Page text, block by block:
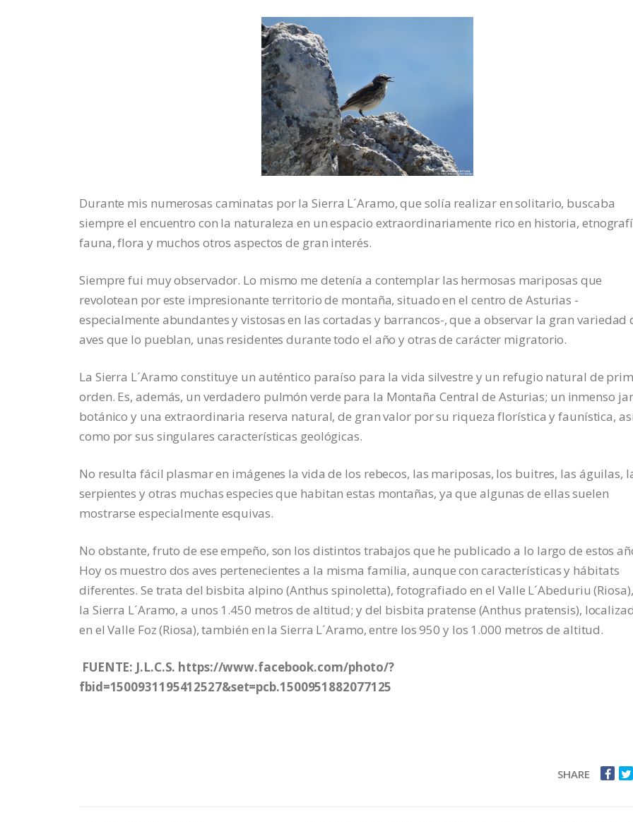
Durante mis numerosas caminatas por la Sierra L´Aramo, que solía realizar en solitario, buscaba
siempre el encuentro con la naturaleza en un espacio extraordinariamente rico en historia,
fauna, flora y muchos otros aspectos de gran interés.
Siempre fui muy observador. Lo mismo me detenía a contemplar las hermosas mariposas que
revolotean por este impresionante territorio de montaña, situado en el centro de Asturias -
especialmente abundantes y vistosas en las cortadas y barrancos-, que a observar la gran variedad
aves que lo pueblan, unas residentes durante todo el año y otras de carácter migratorio.
La Sierra L´Aramo constituye un auténtico paraíso para la vida silvestre y un refugio natural de
orden. Es, además, un verdadero pulmón verde para la Montaña Central de Asturias; un inmenso
botánico y una extraordinaria reserva natural, de gran valor por su riqueza florística y faunística,
como por sus singulares características geológicas.
No resulta fácil plasmar en imágenes la vida de los rebecos, las mariposas, los buitres, las águilas,
serpientes y otras muchas especies que habitan estas montañas, ya que algunas de ellas suelen
mostrarse especialmente esquivas.
No obstante, fruto de ese empeño, son los distintos trabajos que he publicado a lo largo de estos
Hoy os muestro dos aves pertenecientes a la misma familia, aunque con características y hábitats
diferentes. Se trata del bisbita alpino (Anthus spinoletta), fotografiado en el Valle L´Abeduriu
la Sierra L´Aramo, a unos 1.450 metros de altitud; y del bisbita pratense (Anthus pratensis),
en el Valle Foz (Riosa), también en la Sierra L´Aramo, entre los 950 y los 1.000 metros de altitud.
FUENTE: J.L.C.S. https://www.facebook.com/photo/?
fbid=1500931195412527&set=pcb.1500951882077125
SHARE